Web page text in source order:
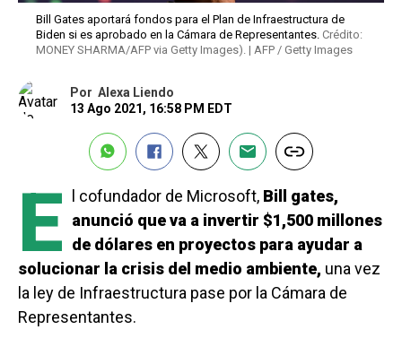
Bill Gates aportará fondos para el Plan de Infraestructura de
Biden si es aprobado en la Cámara de Representantes. Crédito:
MONEY SHARMA/AFP via Getty Images). | AFP / Getty Images
Por Alexa Liendo
13 Ago 2021, 16:58 PM EDT
E l cofundador de Microsoft, Bill gates,
anunció que va a invertir $1,500 millones
de dólares en proyectos para ayudar a
solucionar la crisis del medio ambiente, una vez
la ley de Infraestructura pase por la Cámara de
Representantes.